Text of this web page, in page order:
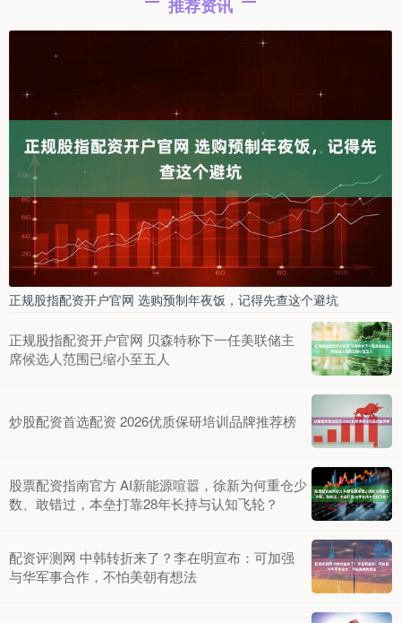
推荐资讯
正规股指配资开户官网 选购预制年夜饭，记得先查这个避坑
正规股指配资开户官网 贝森特称下一任美联储主
席候选人范围已缩小至五人
炒股配资首选配资 2026优质保研培训品牌推荐榜
股票配资指南官方 AI新能源喧嚣，徐新为何重仓少
数、敢错过，本垒打靠28年长持与认知飞轮？
配资评测网 中韩转折来了？李在明宣布：可加强
与华军事合作，不怕美朝有想法